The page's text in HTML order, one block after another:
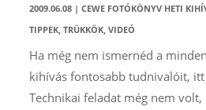
2009.06.08| CEWE FOTÓKÖNYV HETI
TIPPEK, TRÜKKÖK, VIDEÓ
Ha még nem ismernéd a
kihívás fontosabb tudnivalóit,
Technikai feladat még nem